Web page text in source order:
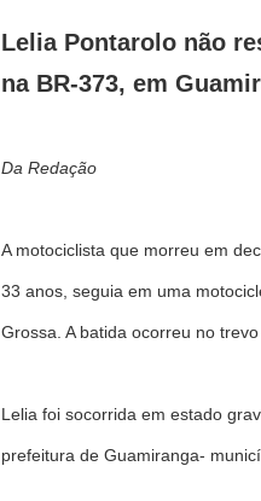
Lelia Pontarolo não
na BR-373, em
Da Redação
A motociclista que morreu em
33 anos, seguia em uma
Grossa. A batida ocorreu no
Lelia foi socorrida em estado
prefeitura de Guamiranga-